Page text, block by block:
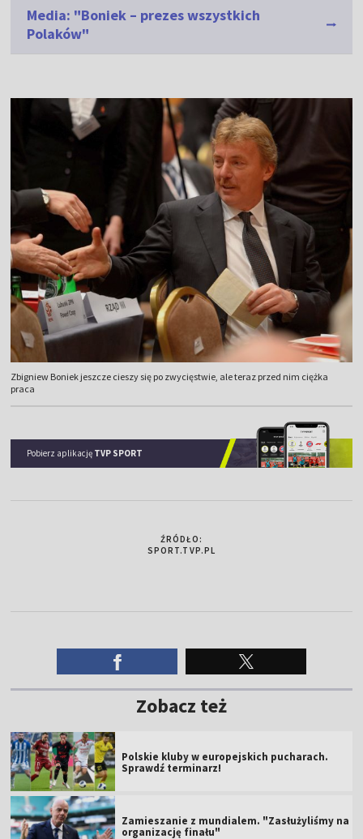
Media: "Boniek – prezes wszystkich
Polaków"
Zbigniew Boniek jeszcze cieszy się po zwycięstwie, ale teraz przed nim ciężka
praca
Pobierz aplikację TVP SPORT
ŹRÓDŁO:
SPORT.TVP.PL
Zobacz też
Polskie kluby w europejskich pucharach.
Sprawdź terminarz!
Zamieszanie z mundialem. "Zasłużyliśmy na
organizację finału"